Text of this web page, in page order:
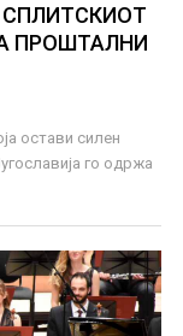
СПЛИТСКИОТ
ПРОШТАЛНИ
остави силен
го одржа